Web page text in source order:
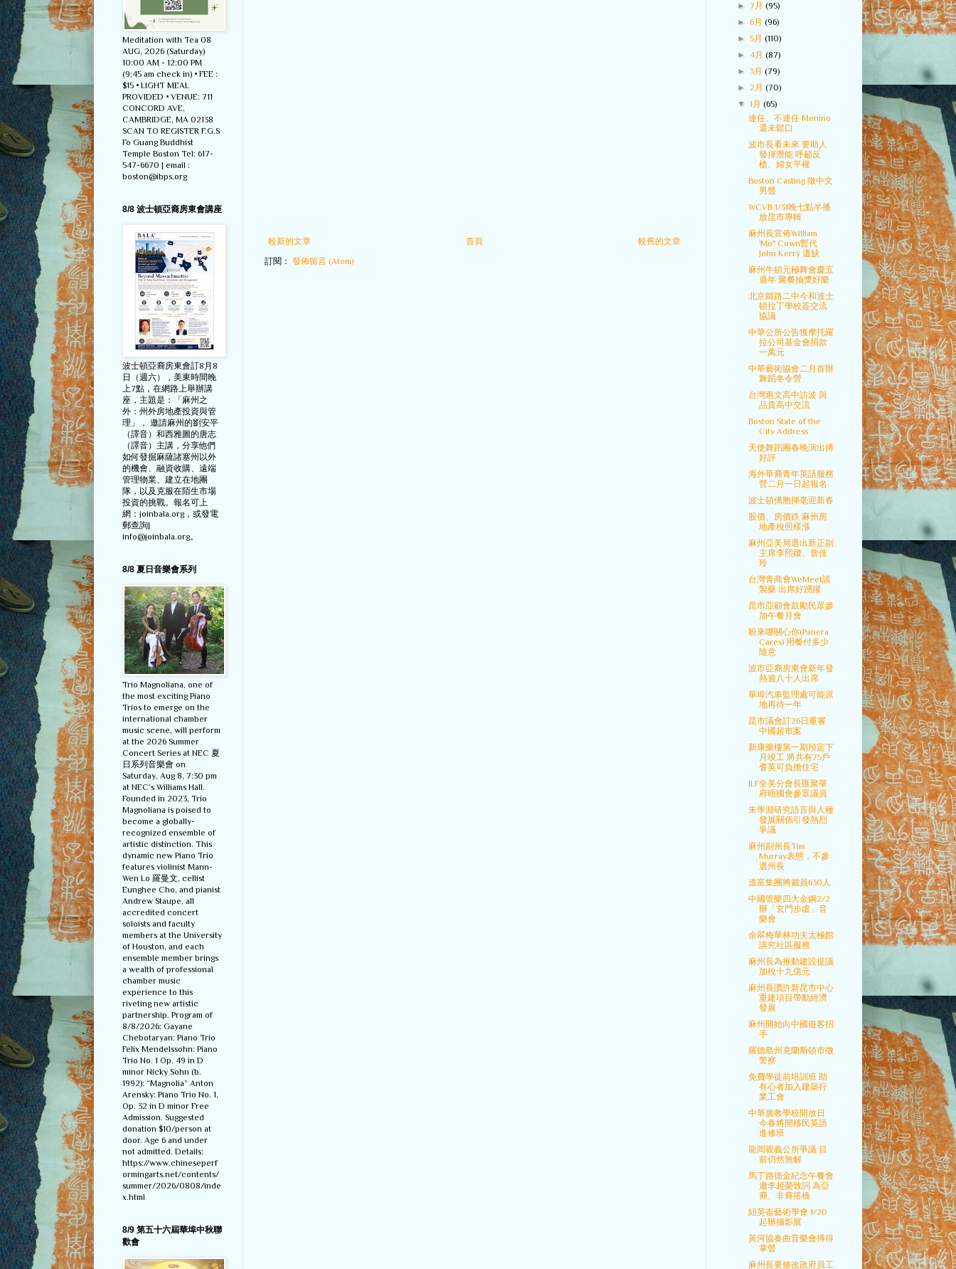
較新的文章 較舊的文章
首頁
訂閱： 發佈留言 (Atom)
Meditation with Tea 08
AUG, 2026 (Saturday)
10:00 AM - 12:00 PM
(9:45 am check in) • FEE :
$15 • LIGHT MEAL
PROVIDED • VENUE: 711
CONCORD AVE,
CAMBRIDGE, MA 02138
SCAN TO REGISTER F.G.S
Fo Guang Buddhist
Temple Boston Tel: 617-
547-6670 | email :
boston@ibps.org
8/8 波士頓亞裔房東會講座
波士頓亞裔房東會訂8月8
日（週六），美東時間晚
上7點，在網路上舉辦講
座，主題是：「麻州之
外：州外房地產投資與管
理」， 邀請麻州的劉安平
（譯音）和西雅圖的唐志
（譯音）主講，分享他們
如何發掘麻薩諸塞州以外
的機會、融資收購、遠端
管理物業、建立在地團
隊，以及克服在陌生市場
投資的挑戰。報名可上
網：joinbala.org，或發電
郵查詢|
info@joinbala.org。
8/8 夏日音樂會系列
Trio Magnoliana, one of
the most exciting Piano
Trios to emerge on the
international chamber
music scene, will perform
at the 2026 Summer
Concert Series at NEC 夏
日系列音樂會 on
Saturday, Aug 8, 7:30 pm
at NEC’s Williams Hall.
Founded in 2023, Trio
Magnoliana is poised to
become a globally-
recognized ensemble of
artistic distinction. This
dynamic new Piano Trio
features violinist Mann-
Wen Lo 羅曼文, cellist
Eunghee Cho, and pianist
Andrew Staupe, all
accredited concert
soloists and faculty
members at the University
of Houston, and each
ensemble member brings
a wealth of professional
chamber music
experience to this
riveting new artistic
partnership. Program of
8/8/2026: Gayane
Chebotaryan: Piano Trio
Felix Mendelssohn: Piano
Trio No. 1 Op. 49 in D
minor Nicky Sohn (b.
1992): “Magnolia” Anton
Arensky: Piano Trio No. 1,
Op. 32 in D minor Free
Admission. Suggested
donation $10/person at
door. Age 6 and under
not admitted. Details:
https://www.chineseperf
ormingarts.net/contents/
summer/2026/0808/inde
x.html
8/9 第五十六屆華埠中秋聯
歡會
► 7月(95)
►6月(96)
►5月(110)
► 4月(87)
►3月(79)
►2月(70)
▼1月(65)
連任、不連任 Menino
還未鬆口
波市長看未來 要助人
發揮潛能 呼籲反
槍、婦女平權
Boston Casting 徵中文
男聲
WCVB 1/31晚七點半播
放昆市專輯
麻州長宣佈William
'Mo" Cown暫代
John Kerry 遺缺
麻州牛頓元極舞會慶五
週年 聚餐抽獎好樂
北京鐵路二中今和波士
頓拉丁學校簽交流
協議
中華公所公告獲摩托羅
拉公司基金會捐款
一萬元
中華藝術協會二月首辦
舞蹈冬令營
台灣惠文高中訪波 與
品貴高中交流
Boston State of the
City Address
天使舞蹈團春晚演出搏
好評
海外華裔青年英語服務
營二月一日起報名
波士頓僑胞揮毫迎新春
股價、房價跌 麻州房
地產稅照樣漲
麻州亞美局選出新正副
主席李熙嬡、曾佳
玲
台灣青商會WeMeet談
製藥 出席好踴躍
昆市亞顧會鼓勵民眾參
加午餐月會
盼來哪關心你(Panera
Cares) 用餐付多少
隨意
波市亞裔房東會新年發
熱逾八十人出席
華埠汽車監理處可能原
地再待一年
昆市議會訂26日重審
中國超市案
新康樂樓第一期預定下
月竣工 將共有75戶
耆英可負擔住宅
ILF全美分會長匯聚華
府晤國會參眾議員
朱學淵研究語言與人種
發展關係引發熱烈
爭議
麻州副州長Tim
Murray表態，不參
選州長
道富集團將裁員630人
中國管樂四大金鋼2/2
辦「玄門步虛」音
樂會
余翠梅華林功夫太極館
講究社區服務
麻州長為推動建設提議
加稅十九億元
麻州長讚許新昆市中心
重建項目帶動經濟
發展
麻州開始向中國遊客招
手
羅德島州克蘭斯頓市徵
警察
免費學徒前培訓班 助
有心者加入建築行
業工會
中華廣教學校開放日
今春將開移民英語
進修班
龍岡親義公所爭議 目
前仍然無解
馬丁路德金紀念午餐會
邀李超榮致詞 為亞
裔、非裔搭橋
紐英崙藝術學會 1/20
起辦攝影展
黃河協奏曲音樂會搏得
掌聲
麻州長要修改政府員工